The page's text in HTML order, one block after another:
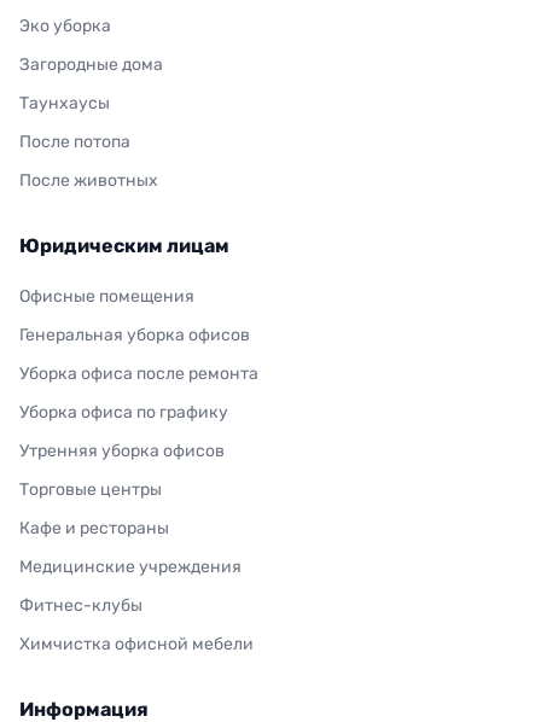
Эко уборка
Загородные дома
Таунхаусы
После потопа
После животных
Юридическим лицам
Офисные помещения
Генеральная уборка офисов
Уборка офиса после ремонта
Уборка офиса по графику
Утренняя уборка офисов
Торговые центры
Кафе и рестораны
Медицинские учреждения
Фитнес-клубы
Химчистка офисной мебели
Информация